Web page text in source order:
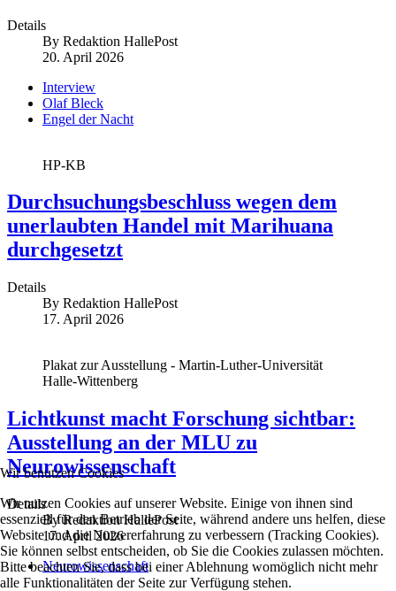
Details
By Redaktion HallePost
20. April 2026
Interview
Olaf Bleck
Engel der Nacht
HP-KB
Durchsuchungsbeschluss wegen dem
unerlaubten Handel mit Marihuana
durchgesetzt
Details
By Redaktion HallePost
17. April 2026
Plakat zur Ausstellung - Martin-Luther-Universität
Halle-Wittenberg
Lichtkunst macht Forschung sichtbar:
Ausstellung an der MLU zu
Neurowissenschaft
Details
ByRedaktion HallePost
17. April 2026
Neurowissenschaft
Wir benutzen Cookies
Wir nutzen Cookies auf unserer Website. Einige von ihnen sind
essenziell für den Betrieb der Seite, während andere uns helfen, diese
Website und die Nutzererfahrung zu verbessern (Tracking Cookies).
Sie können selbst entscheiden, ob Sie die Cookies zulassen möchten.
Bitte beachten Sie, dass bei einer Ablehnung womöglich nicht mehr
alle Funktionalitäten der Seite zur Verfügung stehen.